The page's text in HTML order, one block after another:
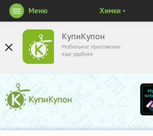
КупиКупон
Мобильное приложение
ещё удобнее
Меню Химки